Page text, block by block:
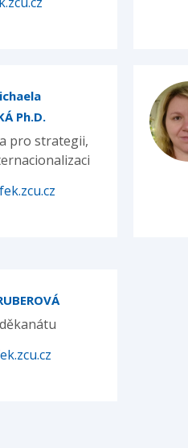
Ph.D.
pro strategii,